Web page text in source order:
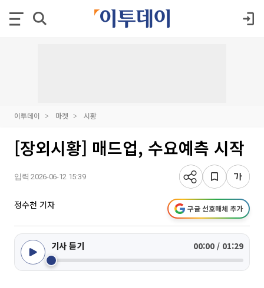
이투데이 마켓 시황
[장외시황] 매드업, 수요예측 시작
입력 2026-06-12 15:39
정수천 기자 구글 선호매체 추가
기사 듣기 00:00 / 01:29